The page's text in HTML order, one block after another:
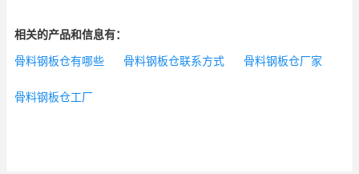
相关的产品和信息有：
骨料钢板仓有哪些 骨料钢板仓联系方式 骨料钢板仓厂家
骨料钢板仓工厂